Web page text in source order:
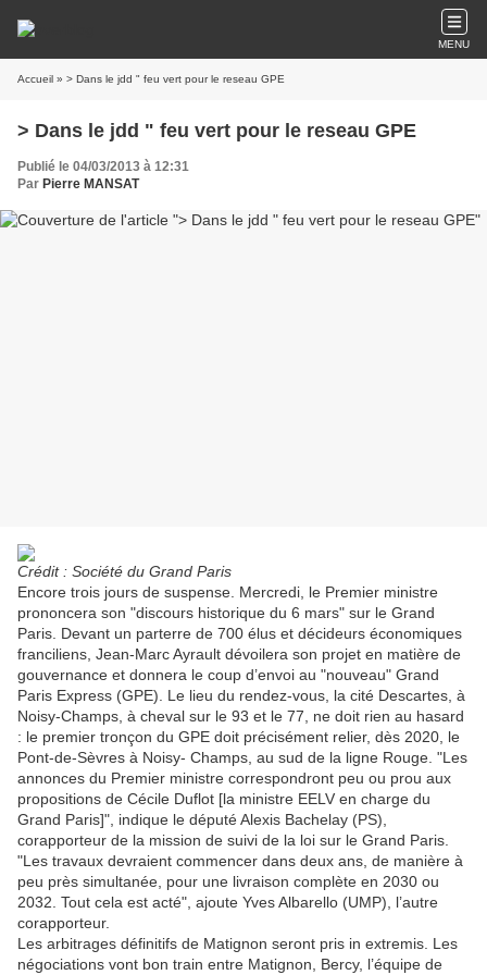
MENU
Accueil » > Dans le jdd " feu vert pour le reseau GPE
> Dans le jdd " feu vert pour le reseau GPE
Publié le 04/03/2013 à 12:31
Par Pierre MANSAT
Crédit : Société du Grand Paris
Encore trois jours de suspense. Mercredi, le Premier ministre
prononcera son "discours historique du 6 mars" sur le Grand
Paris. Devant un parterre de 700 élus et décideurs économiques
franciliens, Jean-Marc Ayrault dévoilera son projet en matière de
gouvernance et donnera le coup d’envoi au "nouveau" Grand
Paris Express (GPE). Le lieu du rendez-vous, la cité Descartes, à
Noisy-Champs, à cheval sur le 93 et le 77, ne doit rien au hasard
: le premier tronçon du GPE doit précisément relier, dès 2020, le
Pont-de-Sèvres à Noisy- Champs, au sud de la ligne Rouge. "Les
annonces du Premier ministre correspondront peu ou prou aux
propositions de Cécile Duflot [la ministre EELV en charge du
Grand Paris]", indique le député Alexis Bachelay (PS),
corapporteur de la mission de suivi de la loi sur le Grand Paris.
"Les travaux devraient commencer dans deux ans, de manière à
peu près simultanée, pour une livraison complète en 2030 ou
2032. Tout cela est acté", ajoute Yves Albarello (UMP), l’autre
corapporteur.
Les arbitrages définitifs de Matignon seront pris in extremis. Les
négociations vont bon train entre Matignon, Bercy, l’équipe de